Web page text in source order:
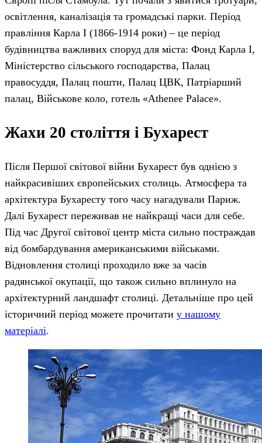
освітлення, каналізація та громадські парки. Період
правління Карла І (1866-1914 роки) – це період
будівництва важливих споруд для міста: Фонд Карла І,
Міністерство сільського господарства, Палац
правосуддя, Палац пошти, Палац ЦВК, Патріарший
палац, Військове коло, готель «Athenee Palace».
Жахи 20 століття і Бухарест
Після Першої світової війни Бухарест був однією з
найкрасивіших європейських столиць. Атмосфера та
архітектура Бухаресту того часу нагадували Париж.
Далі Бухарест переживав не найкращі часи для себе.
Під час Другої світової центр міста сильно постраждав
від бомбардування американськими військами.
Відновлення столиці проходило вже за часів
радянської окупації, що також сильно вплинуло на
архітектурний ландшафт столиці. Детальніше про цей
історичний період можете прочитати у нашому
матеріалі.